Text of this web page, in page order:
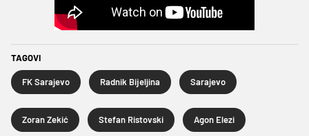
TAGOVI
FK Sarajevo Radnik Bijeljina Sarajevo
Zoran Zekić Stefan Ristovski Agon Elezi